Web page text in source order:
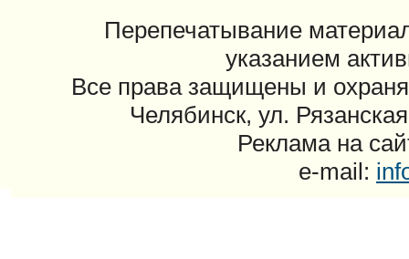
Перепечатывание
указанием
Все права защищены и
Челябинск, ул.
Реклама на
e-mail: